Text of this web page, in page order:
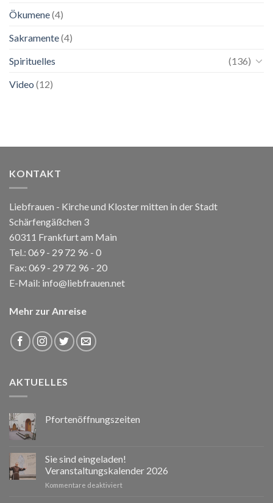
Ökumene(4)
Sakramente(4)
Spirituelles
(136)
Video (12)
KONTAKT
Liebfrauen - Kirche und Kloster mitten in der Stadt
Schärfengäßchen 3
60311 Frankfurt am Main
Tel.: 069 - 29 72 96 - 0
Fax: 069 - 29 72 96 - 20
E-Mail: info@liebfrauen.net
Mehr zur Anreise
AKTUELLES
Pfortenöffnungszeiten
Sie sind eingeladen!
Veranstaltungskalender 2026
Kommentare deaktiviertfür